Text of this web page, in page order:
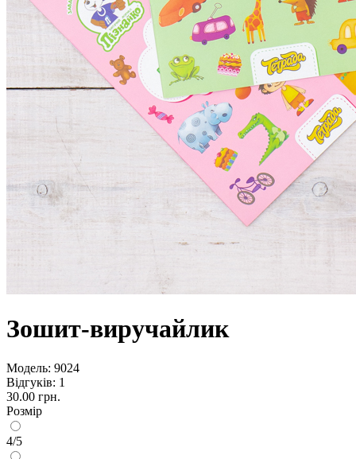
Зошит-виручайлик
Модель: 9024
Відгуків: 1
30.00 грн.
Розмір
4/5